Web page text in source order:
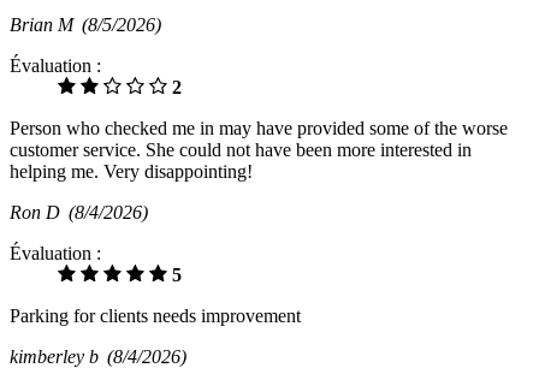
Brian M (8/5/2026)
Évaluation :
2
Person who checked me in may have provided some of the worse
customer service. She could not have been more interested in
helping me. Very disappointing!
Ron D (8/4/2026)
Évaluation :
5
Parking for clients needs improvement
kimberley b (8/4/2026)